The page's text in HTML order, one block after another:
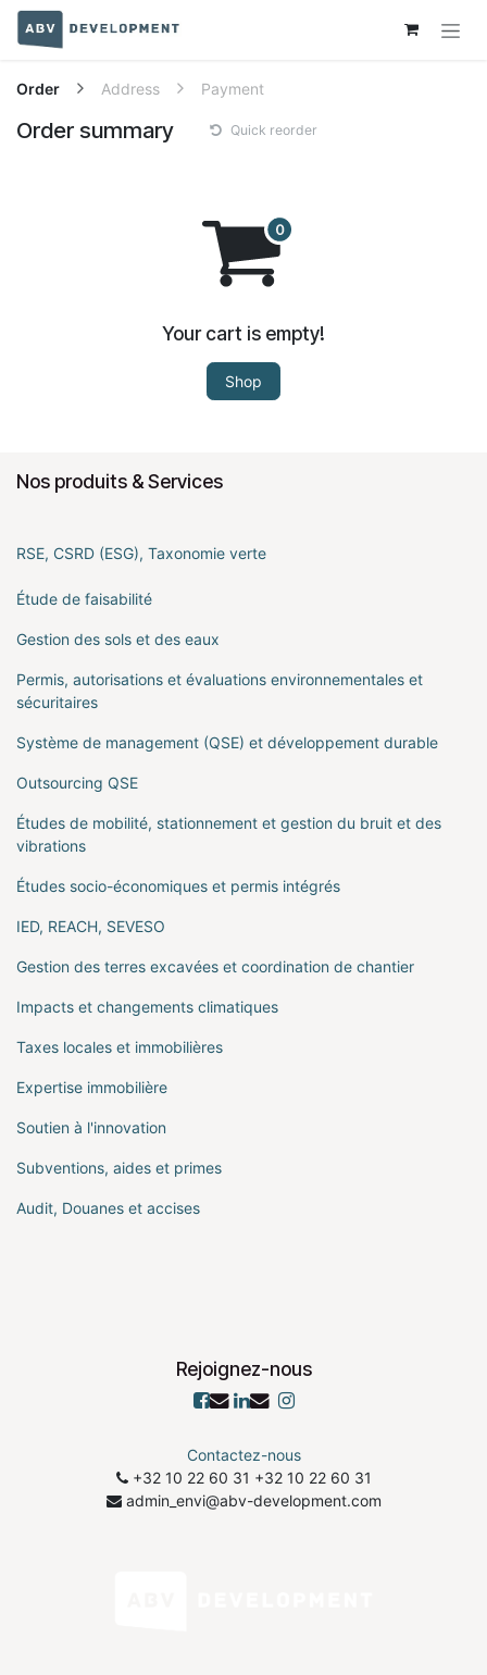
Skip to Content
Order Address Payment
Order summary Quick reorder
Your cart is empty!
Shop
Nos produits & Services
RSE, CSRD (ESG), Taxonomie verte
Étude de faisabilité
Gestion des sols et des eaux
Permis, autorisations et évaluations environnementales et
sécuritaires
Système de management (QSE) et développement durable
Outsourcing QSE
Études de mobilité, stationnement et gestion du bruit et des
vibrations
Études socio-économiques et permis intégrés
IED, REACH, SEVESO
Gestion des terres excavées et coordination de chantier
Impacts et changements climatiques
Taxes locales et immobilières
Expertise immobilière
Soutien à l'innovation
Subventions, aides et primes
Audit, Douanes et accises
Rejoignez-nous
Contactez-nous
+32 10 22 60 31 ​+32 10 22 60 31
admin_envi@abv-development.com